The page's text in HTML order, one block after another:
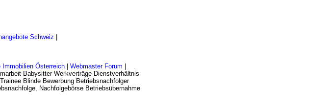
Schweiz
Immobilien Österreich| Webmaster Forum
Babysitter Werkverträge Dienstverhältnis
Blinde Bewerbung Betriebsnachfolger
Nachfolgebörse Betriebsübernahme